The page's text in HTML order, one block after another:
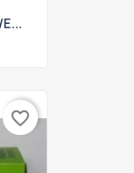
favorite_border